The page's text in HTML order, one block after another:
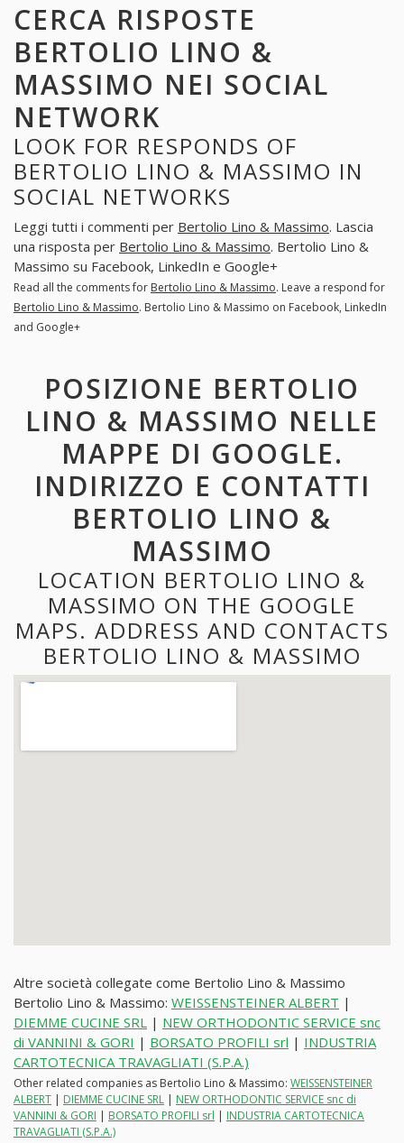
CERCA RISPOSTE
BERTOLIO LINO &
MASSIMO NEI SOCIAL
NETWORK
LOOK FOR RESPONDS OF
BERTOLIO LINO & MASSIMO IN
SOCIAL NETWORKS
Leggi tutti i commenti per Bertolio Lino & Massimo. Lascia
una risposta per Bertolio Lino & Massimo. Bertolio Lino &
Massimo su Facebook, LinkedIn e Google+
Read all the comments for Bertolio Lino & Massimo. Leave a respond for
Bertolio Lino & Massimo. Bertolio Lino & Massimo on Facebook, LinkedIn
and Google+
POSIZIONE BERTOLIO
LINO & MASSIMO NELLE
MAPPE DI GOOGLE.
INDIRIZZO E CONTATTI
BERTOLIO LINO &
MASSIMO
LOCATION BERTOLIO LINO &
MASSIMO ON THE GOOGLE
MAPS. ADDRESS AND CONTACTS
BERTOLIO LINO & MASSIMO
Altre società collegate come Bertolio Lino & Massimo
Bertolio Lino & Massimo: WEISSENSTEINER ALBERT |
DIEMME CUCINE SRL | NEW ORTHODONTIC SERVICE snc
di VANNINI & GORI | BORSATO PROFILI srl | INDUSTRIA
CARTOTECNICA TRAVAGLIATI (S.P.A.)
Other related companies as Bertolio Lino & Massimo: WEISSENSTEINER
ALBERT | DIEMME CUCINE SRL | NEW ORTHODONTIC SERVICE snc di
VANNINI & GORI | BORSATO PROFILI srl | INDUSTRIA CARTOTECNICA
TRAVAGLIATI (S.P.A.)